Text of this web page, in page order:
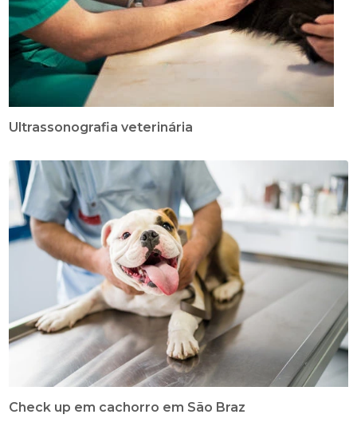
Ultrassonografia veterinária
Check up em cachorro em São Braz